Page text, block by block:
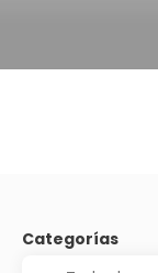
Categorías